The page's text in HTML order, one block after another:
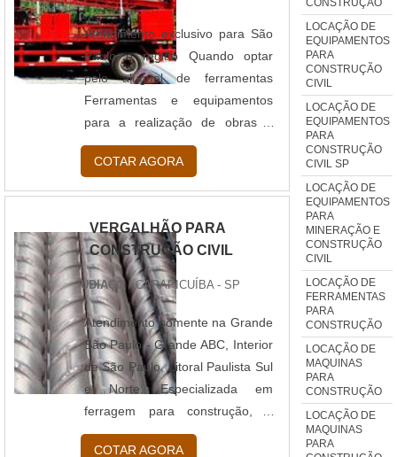
relação preço demolição é muito
importante na contratação de
u....
Atendimento exclusivo para São
Paulo e região Quando optar
pelo aluguel de ferramentas
Ferramentas e equipamentos
para a realização de obras é
assunto muito sério para quem
trabalha na construção civil. A
locação de equipamentos para
para quem precisa de
ferramentaria com qualidade
superior, garantia e condições
diferenciadas de pagamento. É
importante buscar pela locação
em São Paulo para diversas
sistuações,....
COTAR AGORA
VERGALHÃO PARA
CONSTRUÇÃO CIVIL
UDIAÇO / CARAPICUÍBA - SP
Atendimento somente na Grande
São Paulo - Grande ABC, Interior
de São Paulo, Litoral Paulista Sul
e Norte. Especializada em
ferragem para construção, a
Udiaço conquistou uma posição
COTAR AGORA
LOCAÇÃO DE
EQUIPAMENTOS
PARA
CONSTRUÇÃO
CIVIL
LOCAÇÃO DE
EQUIPAMENTOS
PARA
CONSTRUÇÃO
CIVIL SP
LOCAÇÃO DE
EQUIPAMENTOS
PARA
MINERAÇÃO E
CONSTRUÇÃO
CIVIL
LOCAÇÃO DE
FERRAMENTAS
PARA
CONSTRUÇÃO
LOCAÇÃO DE
MAQUINAS
PARA
CONSTRUÇÃO
LOCAÇÃO DE
MAQUINAS
PARA